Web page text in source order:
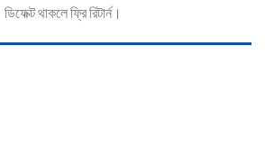
ডিফেক্ট থাকলে ফ্রি রিটার্ন।